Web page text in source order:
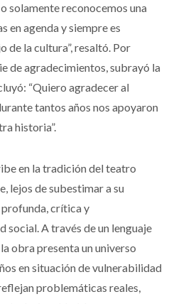
solamente reconocemos una
en agenda y siempre es
la cultura”, resaltó. Por
de agradecimientos, subrayó la
“Quiero agradecer al
tantos años nos apoyaron
historia”.
en la tradición del teatro
lejos de subestimar a su
crítica y
A través de un lenguaje
obra presenta un universo
en situación de vulnerabilidad
problemáticas reales,